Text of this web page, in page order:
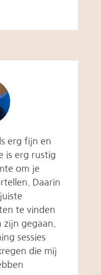
erg fijn en
is erg rustig
om je
Daarin
te vinden
gegaan.
sessies
die mij